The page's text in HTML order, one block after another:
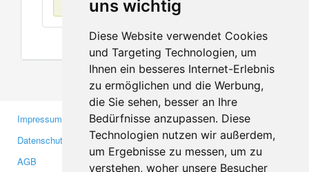
uns wichtig
Diese Website verwendet Cookies
und Targeting Technologien, um
Ihnen ein besseres Internet-Erlebnis
zu ermöglichen und die Werbung,
die Sie sehen, besser an Ihre
Bedürfnisse anzupassen. Diese
Technologien nutzen wir außerdem,
um Ergebnisse zu messen, um zu
verstehen, woher unsere Besucher
Impressum
Datenschutzerklärung
AGB
Gewerbetreibende
Investoren